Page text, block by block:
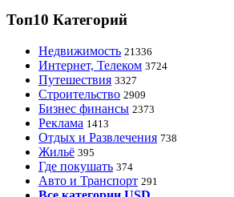
Топ10 Категорий
Недвижимость 21336
Интернет, Телеком 3724
Путешествия 3327
Строительство 2909
Бизнес финансы 2373
Реклама 1413
Отдых и Развлечения 738
Жильё 395
Где покушать 374
Авто и Транспорт 291